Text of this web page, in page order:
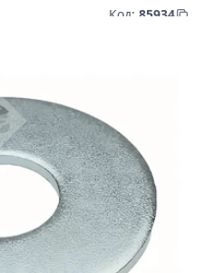
Код: 85934